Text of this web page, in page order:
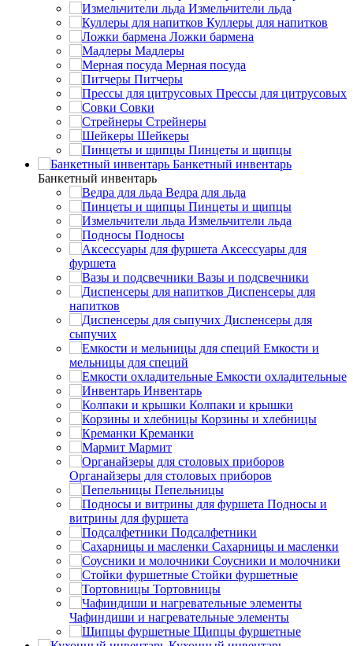
Измельчители льда
Куллеры для напитков
Ложки бармена
Мадлеры
Мерная посуда
Питчеры
Прессы для цитрусовых
Совки
Стрейнеры
Шейкеры
Пинцеты и щипцы
Банкетный инвентарь
Банкетный инвентарь
Ведра для льда
Пинцеты и щипцы
Измельчители льда
Подносы
Аксессуары для
фуршета
Вазы и подсвечники
Диспенсеры для
напитков
Диспенсеры для
сыпучих
Емкости и
мельницы для специй
Емкости охладительные
Инвентарь
Колпаки и крышки
Корзины и хлебницы
Креманки
Мармит
Органайзеры для столовых приборов
Пепельницы
Подносы и
витрины для фуршета
Подсалфетники
Сахарницы и масленки
Соусники и молочники
Стойки фуршетные
Тортовницы
Чафиндиши и нагревательные элементы
Щипцы фуршетные